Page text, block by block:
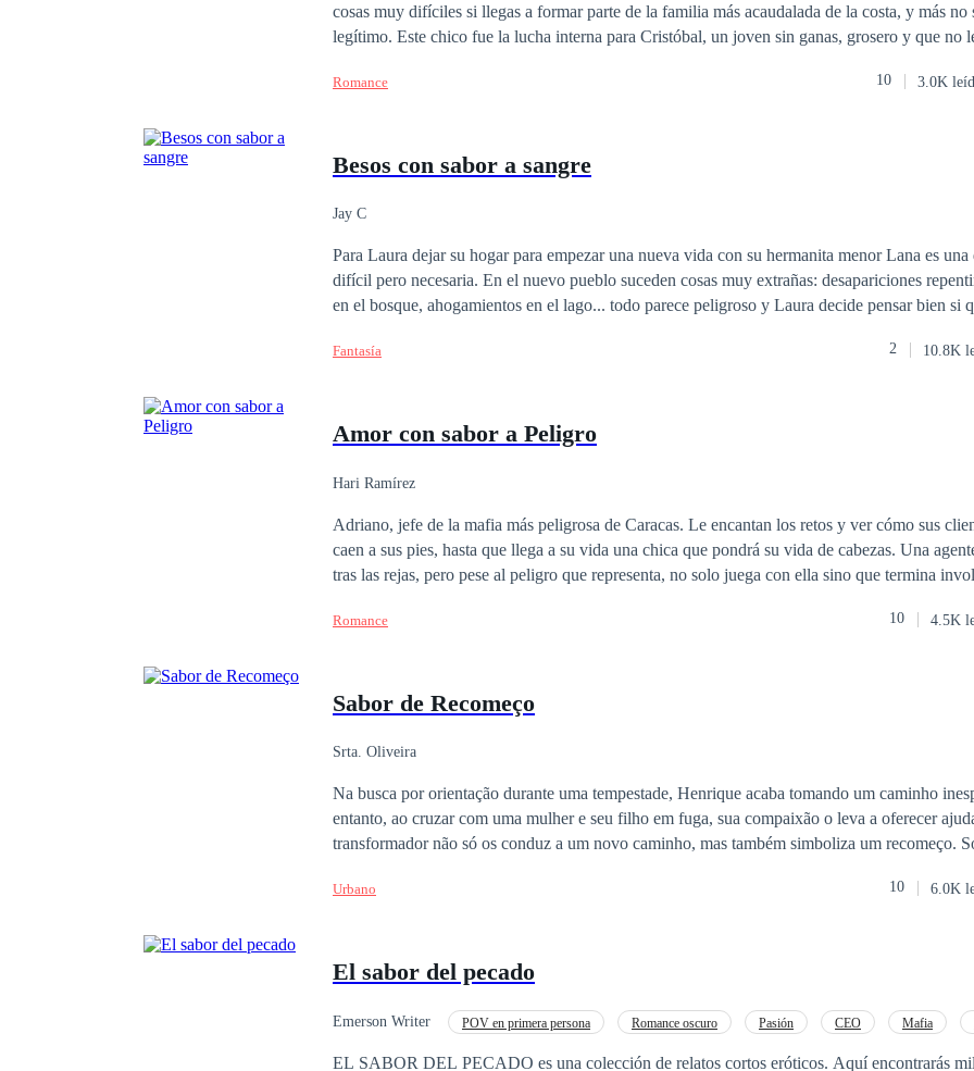
cosas muy difíciles si llegas a formar parte de la familia más acaudalada de la costa, y más
legítimo. Este chico fue la lucha interna para Cristóbal, un joven sin ganas, grosero y que no
vivir con ellos. Leandro, un chico dulce y decidido. En esta historia verás lo mágico que es
Romance 10 3.0K
Besos con sabor a sangre
Jay C
Para Laura dejar su hogar para empezar una nueva vida con su hermanita menor Lana es
difícil pero necesaria. En el nuevo pueblo suceden cosas muy extrañas: desapariciones
en el bosque, ahogamientos en el lago... todo parece peligroso y Laura decide pensar bien si
de cabeza, puesto que sus más escondidos deseos y secretos serán descubiertos por el, sin
Fantasía 2 10.8K
Amor con sabor a Peligro
Hari Ramírez
Adriano, jefe de la mafia más peligrosa de Caracas. Le encantan los retos y ver cómo sus
caen a sus pies, hasta que llega a su vida una chica que pondrá su vida de cabezas. Una agente, podría ponerlo
tras las rejas, pero pese al peligro que representa, no solo juega con ella sino que termina
avecina?
Romance 10 4.5K
Sabor de Recomeço
Srta. Oliveira
Na busca por orientação durante uma tempestade, Henrique acaba tomando um caminho
entanto, ao cruzar com uma mulher e seu filho em fuga, sua compaixão o leva a oferecer
transformador não só os conduz a um novo caminho, mas também simboliza um recomeço. Sofia e Henrique
redenção e a alegria na vida. À medida que colaboram para superar os desafios juntos, eles descobrem a
Urbano 10 6.0K
El sabor del pecado
Emerson Writer POV en primera persona Romance oscuro Pasión CEO Mafia
EL SABOR DEL PECADO es una colección de relatos cortos eróticos. Aquí encontrarás millonarios